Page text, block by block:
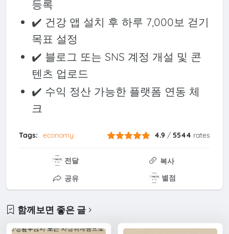
등록
✔️ 건강 앱 설치 후 하루 7,000보 걷기
목표 설정
✔️ 블로그 또는 SNS 계정 개설 및 콘
텐츠 업로드
✔️ 수익 정산 가능한 플랫폼 연동 체
크
Tags: economy 4.9 /5544 rates
전달
복사
공유
별점
함께보면 좋은 글